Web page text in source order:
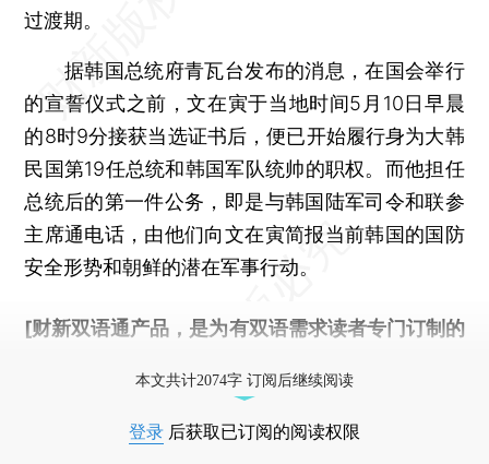
过渡期。
据韩国总统府青瓦台发布的消息，在国会举行
的宣誓仪式之前，文在寅于当地时间5月10日早晨
的8时9分接获当选证书后，便已开始履行身为大韩
民国第19任总统和韩国军队统帅的职权。而他担任
总统后的第一件公务，即是与韩国陆军司令和联参
主席通电话，由他们向文在寅简报当前韩国的国防
安全形势和朝鲜的潜在军事行动。
[财新双语通产品，是为有双语需求读者专门订制的
本文共计2074字 订阅后继续阅读
登录 后获取已订阅的阅读权限